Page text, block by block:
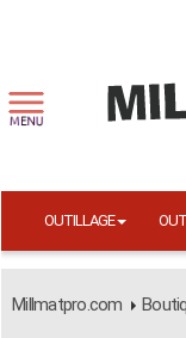
OUTILLAGE
Millmatpro.com